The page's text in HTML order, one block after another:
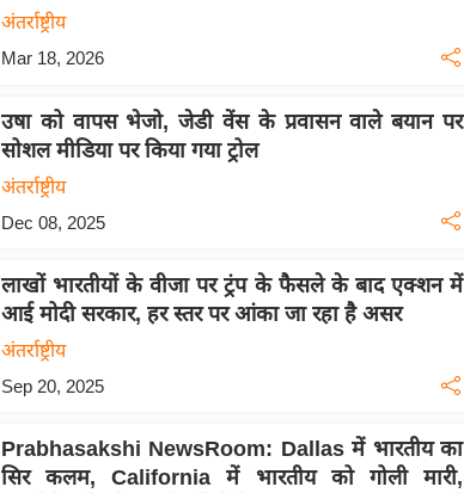
अंतर्राष्ट्रीय
Mar 18, 2026
उषा को वापस भेजो, जेडी वेंस के प्रवासन वाले बयान पर
सोशल मीडिया पर किया गया ट्रोल
अंतर्राष्ट्रीय
Dec 08, 2025
लाखों भारतीयों के वीजा पर ट्रंप के फैसले के बाद एक्शन में
आई मोदी सरकार, हर स्तर पर आंका जा रहा है असर
अंतर्राष्ट्रीय
Sep 20, 2025
Prabhasakshi NewsRoom: Dallas में भारतीय का
सिर कलम, California में भारतीय को गोली मारी,